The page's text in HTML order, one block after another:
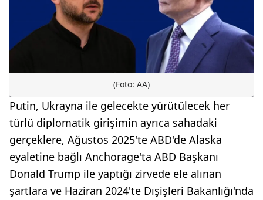
(Foto: AA)
Putin, Ukrayna ile gelecekte yürütülecek her
türlü diplomatik girişimin ayrıca sahadaki
gerçeklere, Ağustos 2025'te ABD'de Alaska
eyaletine bağlı Anchorage'ta ABD Başkanı
Donald Trump ile yaptığı zirvede ele alınan
şartlara ve Haziran 2024'te Dışişleri Bakanlığı'nda